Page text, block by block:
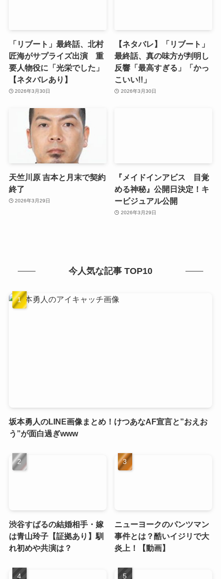
「リブート」最終話、北村
匠海がサプライズ出演 重
要人物役に「光栄でした」
【ネタバレあり】
2026年3月30日
【ネタバレ】「リブート」
最終話、真の味方が判明し
反響「最高すぎる」「かっ
こいい!!」
2026年3月30日
天竺川原 吉本と月末で契約
終了
2026年3月29日
『メイドインアビス 目覚
める神秘』公開日決定！キ
ービジュアル公開
2026年3月29日
今人気な記事 TOP10
坂本勇人のLINE画像まとめ！けつあなAF宣言と”おえお
う”が面白過ぎwww
渋谷すばるの結婚相手・嫁
は青山玲子【証拠あり】馴
れ初めや共演は？
ニューヨークのパンツマン
事件とは？酷いイジリで大
炎上！【動画】